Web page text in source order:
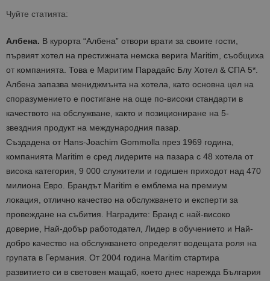
Чуйте статията:
Албена. В курорта “Албена” отвори врати за своите гости,
първият хотел на престижната немска верига Maritim, съобщиха
от компанията. Това е Маритим Парадайс Блу Хотел & СПА 5*.
Албена запазва мениджмънта на хотела, като основна цел на
споразумението е постигане на още по-високи стандарти в
качеството на обслужване, както и позициониране на 5-
звездния продукт на международния пазар.
Създадена от Hans-Joachim Gommolla през 1969 година,
компанията Maritim е сред лидерите на пазара с 48 хотела от
висока категория, 9 000 служители и годишен приходот над 470
милиона Евро. Брандът Maritim е емблема на премиум
локация, отлично качество на обслужването и експерти за
провеждане на събития. Наградите: Бранд с най-високо
доверие, Най-добър работодател, Лидер в обучението и Най-
добро качество на обслужването определят водещата роля на
групата в Германия. От 2004 година Maritim стартира
развитието си в световен мащаб, което днес нарежда България